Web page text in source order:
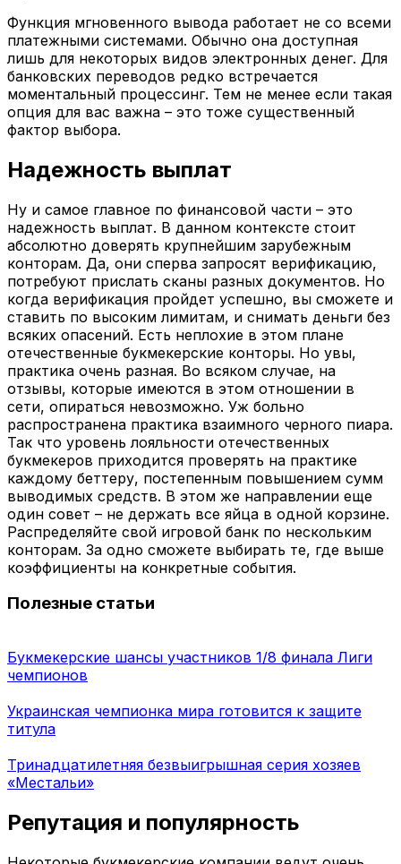
Функция мгновенного вывода работает не со всеми
платежными системами. Обычно она доступная
лишь для некоторых видов электронных денег. Для
банковских переводов редко встречается
моментальный процессинг. Тем не менее если такая
опция для вас важна – это тоже существенный
фактор выбора.
Надежность выплат
Ну и самое главное по финансовой части – это
надежность выплат. В данном контексте стоит
абсолютно доверять крупнейшим зарубежным
конторам. Да, они сперва запросят верификацию,
потребуют прислать сканы разных документов. Но
когда верификация пройдет успешно, вы сможете и
ставить по высоким лимитам, и снимать деньги без
всяких опасений. Есть неплохие в этом плане
отечественные букмекерские конторы. Но увы,
практика очень разная. Во всяком случае, на
отзывы, которые имеются в этом отношении в
сети, опираться невозможно. Уж больно
распространена практика взаимного черного пиара.
Так что уровень лояльности отечественных
букмекеров приходится проверять на практике
каждому беттеру, постепенным повышением сумм
выводимых средств. В этом же направлении еще
один совет – не держать все яйца в одной корзине.
Распределяйте свой игровой банк по нескольким
конторам. За одно сможете выбирать те, где выше
коэффициенты на конкретные события.
Полезные статьи
Букмекерские шансы участников 1/8 финала Лиги
чемпионов
Украинская чемпионка мира готовится к защите
титула
Тринадцатилетняя безвыигрышная серия хозяев
«Местальи»
Репутация и популярность